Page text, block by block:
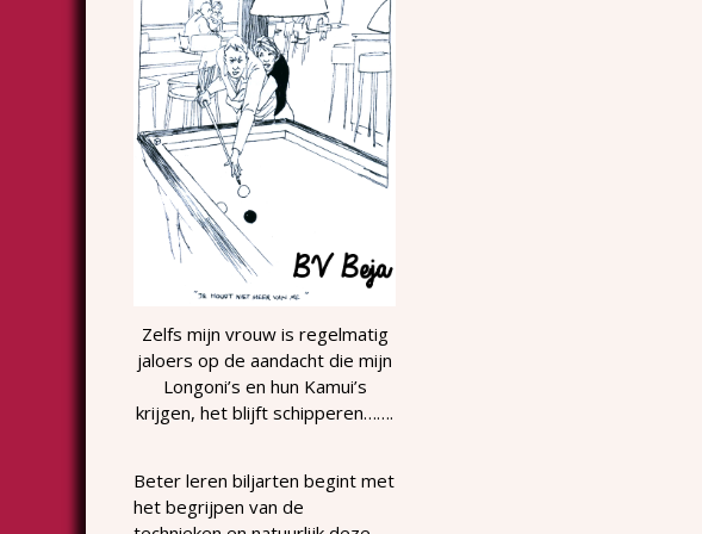
Zelfs mijn vrouw is regelmatig
jaloers op de aandacht die mijn
Longoni’s en hun Kamui’s
krijgen, het blijft schipperen…….
Beter leren biljarten begint met
het begrijpen van de